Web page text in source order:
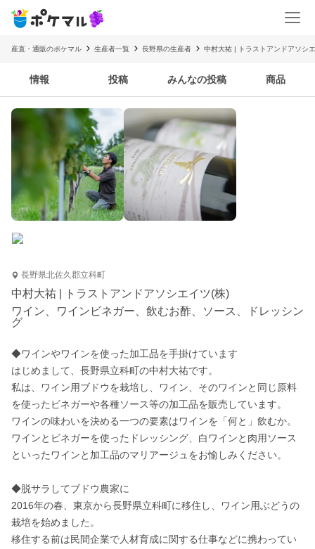
産直・通販のポケマル 生産者一覧 長野県の生産者 中村大祐 | トラストアンドアソシ
情報 投稿 みんなの投稿 商品
長野県北佐久郡立科町
中村大祐 | トラストアンドアソシエイツ(株)
ワイン、ワインビネガー、飲むお酢、ソース、ドレッシン
グ
◆ワインやワインを使った加工品を手掛けています
はじめまして、長野県立科町の中村大祐です。
私は、ワイン用ブドウを栽培し、ワイン、そのワインと同じ原料
を使ったビネガーや各種ソース等の加工品を販売しています。
ワインの味わいを決める一つの要素はワインを「何と」飲むか。
ワインとビネガーを使ったドレッシング、白ワインと肉用ソース
といったワインと加工品のマリアージュをお愉しみください。
◆脱サラしてブドウ農家に
2016年の春、東京から長野県立科町に移住し、ワイン用ぶどうの
栽培を始めました。
移住する前は民間企業で人材育成に関する仕事などに携わってい